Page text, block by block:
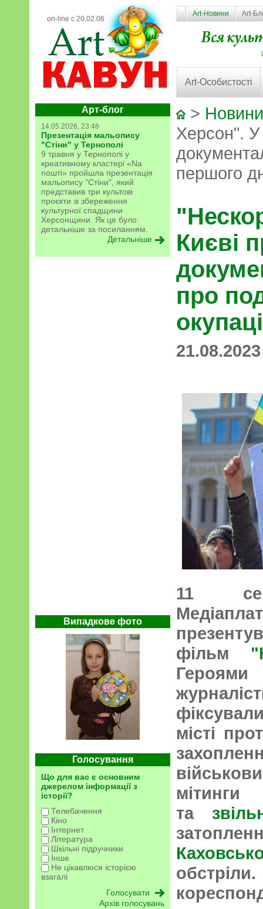
on-line с 20.02.06
Art-Новини Art-
Art-Особистості
Арт-блог
14.05.2026, 23:46
Презентація мальопису
"Стіни" у Тернополі
9 травня у Тернополі у
креативному кластері «Na
пошті» пройшла презентація
мальопису "Стіни", який
представив три культові
проєкти зі збереження
культурної спадщини
Херсонщини. Як це було:
детальніше за посиланням.
Детальніше
Випадкове фото
Голосування
Що для вас є основним
джерелом інформації з
історії?
Телебачення
Кіно
Інтернет
Література
Шкільні підручники
Інше
Не цікавлюся історією
взагалі
Архів голосувань
>
Херсон". У
першого
Києві
про
окупаці
11
фільм
місті
мітинги
та